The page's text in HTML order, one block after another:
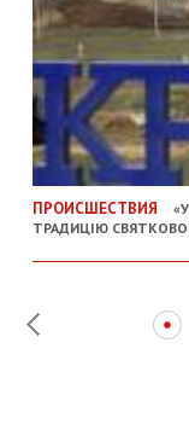
ПРОИСШЕСТВИЯ
ТРАДИЦІЮ